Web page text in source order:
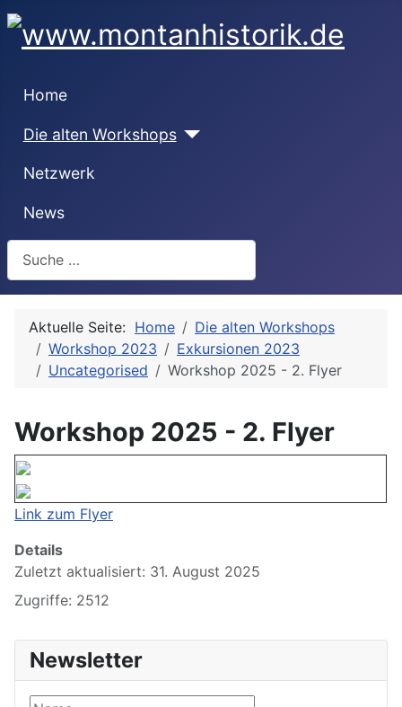
Home
Die alten Workshops
Netzwerk
News
Suchen
Aktuelle Seite: Home
Die alten Workshops
Workshop 2023
Exkursionen 2023
Uncategorised
Workshop 2025 - 2. Flyer
Workshop 2025 - 2. Flyer
Link zum Flyer
Details
Zuletzt aktualisiert: 31. August 2025
Zugriffe: 2512
Newsletter